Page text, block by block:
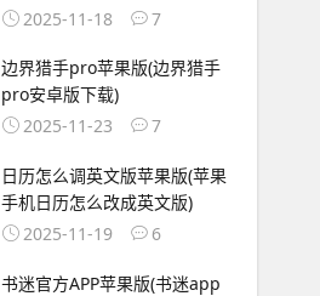
2025-11-18
7
边界猎手pro苹果版(边界猎手
pro安卓版下载)
2025-11-23
7
日历怎么调英文版苹果版(苹果
手机日历怎么改成英文版)
2025-11-19
6
书迷官方APP苹果版(书迷app